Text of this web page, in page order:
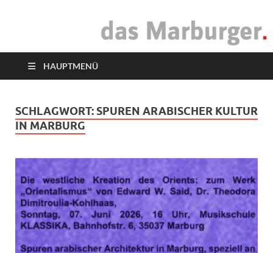
das Marburger.
HAUPTMENÜ
SCHLAGWORT: SPUREN ARABISCHER KULTUR
IN MARBURG